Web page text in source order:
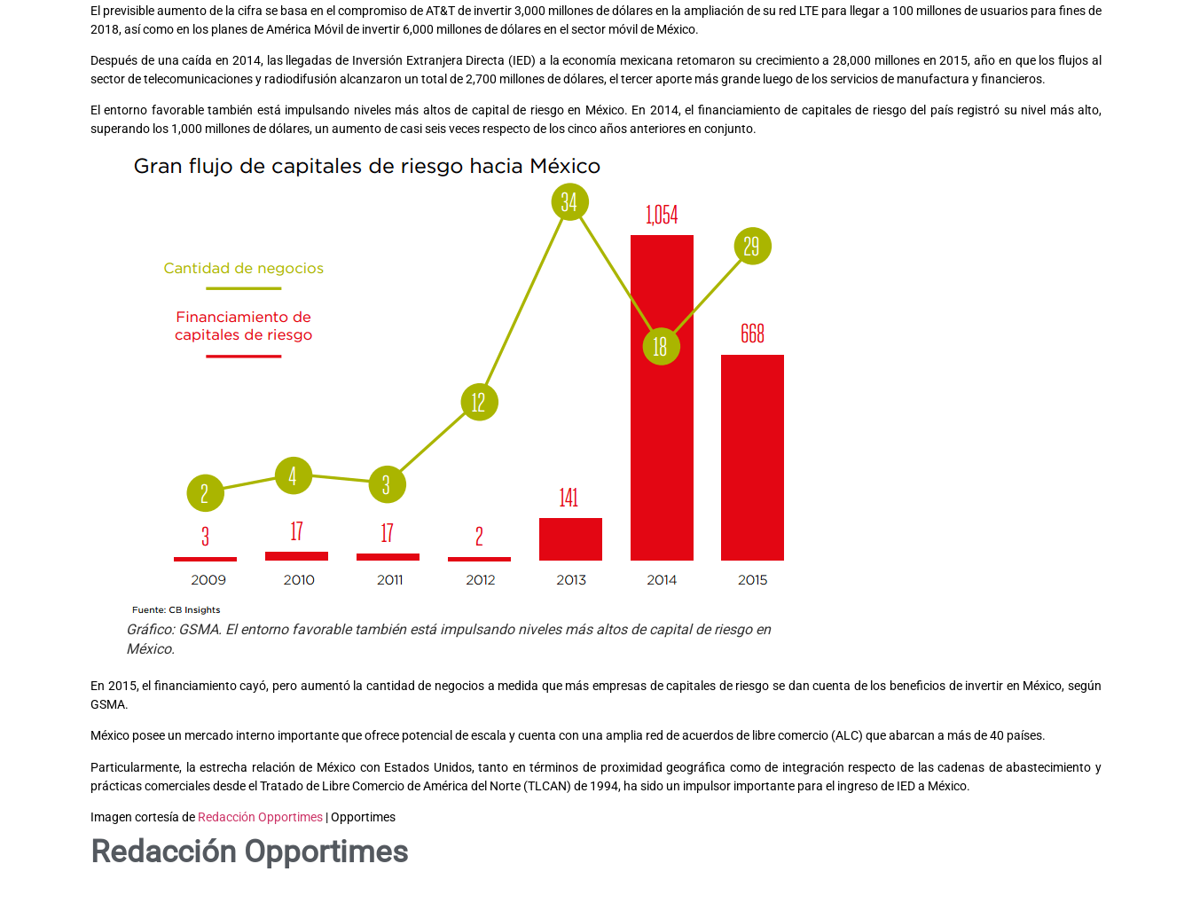
El previsible aumento de la cifra se basa en el compromiso de AT&T de invertir 3,000 millones de dólares en la ampliación de su red LTE para llegar a 100 millones de usuarios para fines de
2018, así como en los planes de América Móvil de invertir 6,000 millones de dólares en el sector móvil de México.
Después de una caída en 2014, las llegadas de Inversión Extranjera Directa (IED) a la economía mexicana retomaron su crecimiento a 28,000 millones en 2015, año en que los flujos al
sector de telecomunicaciones y radiodifusión alcanzaron un total de 2,700 millones de dólares, el tercer aporte más grande luego de los servicios de manufactura y financieros.
El entorno favorable también está impulsando niveles más altos de capital de riesgo en México. En 2014, el financiamiento de capitales de riesgo del país registró su nivel más alto,
superando los 1,000 millones de dólares, un aumento de casi seis veces respecto de los cinco años anteriores en conjunto.
Gráfico: GSMA. El entorno favorable también está impulsando niveles más altos de capital de riesgo en
México.
En 2015, el financiamiento cayó, pero aumentó la cantidad de negocios a medida que más empresas de capitales de riesgo se dan cuenta de los beneficios de invertir en México, según
GSMA.
México posee un mercado interno importante que ofrece potencial de escala y cuenta con una amplia red de acuerdos de libre comercio (ALC) que abarcan a más de 40 países.
Particularmente, la estrecha relación de México con Estados Unidos, tanto en términos de proximidad geográfica como de integración respecto de las cadenas de abastecimiento y
prácticas comerciales desde el Tratado de Libre Comercio de América del Norte (TLCAN) de 1994, ha sido un impulsor importante para el ingreso de IED a México.
Imagen cortesía de Redacción Opportimes | Opportimes
Redacción Opportimes